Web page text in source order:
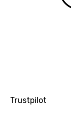
Trustpilot